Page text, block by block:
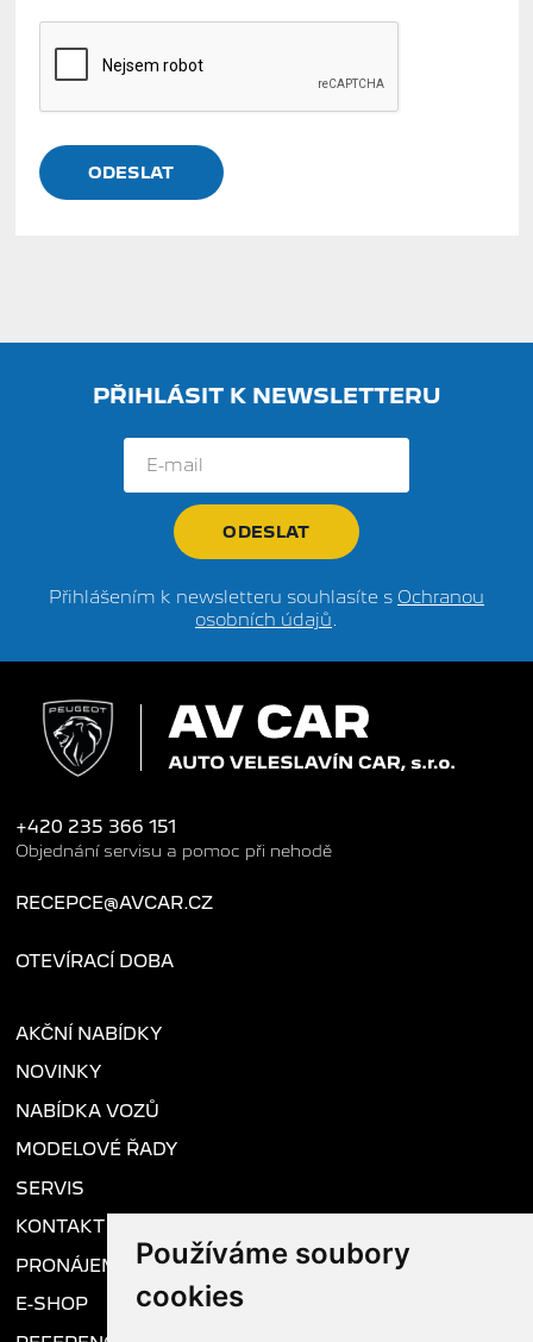
Používáme soubory
cookies
PŘIHLÁSIT K NEWSLETTERU
Přihlášením k newsletteru souhlasíte s Ochranou
osobních údajů.
+420 235 366 151
Objednání servisu a pomoc při nehodě
RECEPCE@AVCAR.CZ
OTEVÍRACÍ DOBA
AKČNÍ NABÍDKY
NOVINKY
NABÍDKA VOZŮ
MODELOVÉ ŘADY
SERVIS
KONTAKT
PRONÁJEM VOZU
E-SHOP